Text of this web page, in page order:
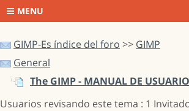
MENU
GIMP-Es índice del foro >> GIMP
General
The GIMP - MANUAL DE USUARIO
Usuarios revisando este tema : 1